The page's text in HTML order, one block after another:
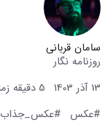
سامان قربانی
روزنامه نگار
13 آذر 1403
5 دقیقه زمان مطالعه
#عکس
#عکس_جذاب